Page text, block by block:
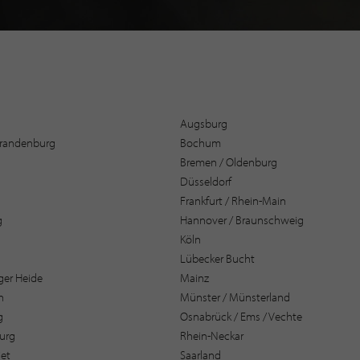
Augsburg
Bochum
Bremen / Oldenburg
Düsseldorf
Frankfurt / Rhein-Main
Hannover / Braunschweig
Köln
Lübecker Bucht
Heide
Mainz
Münster / Münsterland
Osnabrück / Ems / Vechte
Rhein-Neckar
Saarland